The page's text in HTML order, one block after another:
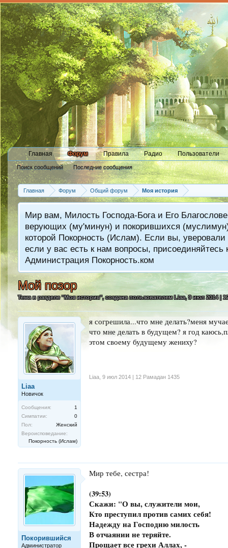
Главная Форум
Поиск сообщений Последние сообщения
Правила Радио Пользователи
Главная Форум Общий форум Моя история
Мир вам, Милость Господа-Бога и Его
верующих (му'минун) и покорившихся
которой Покорность (Ислам). Если вы,
если у вас есть к нам вопросы,
Администрация Покорность.ком
Мой позор
Тема в разделе "Моя история", создана пользователемLiaa,9 июл 2014 |
Liaa
Новичок
Сообщения:
1
Симпатии:
0
Пол:
Женский
Вероисповедание:
Покорность (Ислам)
я согрешила...что мне делать?меня
что мне делать в будущем? я год
этом своему будущему жениху?
Liaa 9 июл 2014 | 12 Рамадан 1435
Покорившийся
Администратор
Мир тебе, сестра!
(39:53)
Скажи: "О вы, служители мои,
Кто преступил против самих себя!
Надежду на Господню милость
В отчаянии не теряйте.
Прощает все грехи Аллах, -